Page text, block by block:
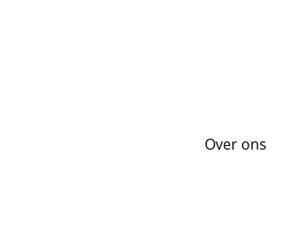
Over ons